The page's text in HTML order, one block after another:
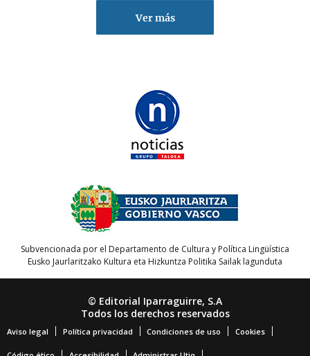
Ver más
Subvencionada por el Departamento de Cultura y Política Lingüística
Eusko Jaurlaritzako Kultura eta Hizkuntza Politika Sailak lagunduta
© Editorial Iparraguirre, S.A
Todos los derechos reservados
Aviso legal Política privacidad Condiciones de uso Cookies